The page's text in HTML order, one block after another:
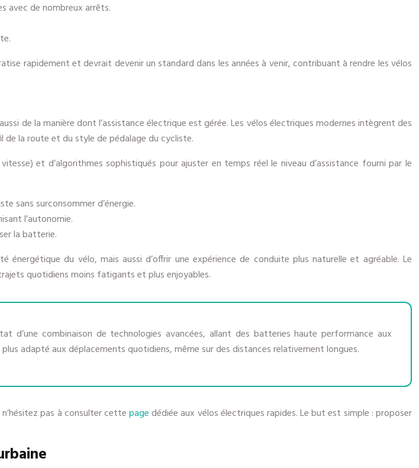
avec de nombreux arrêts.
rapidement et devrait devenir un standard dans les années à venir, contribuant à rendre les vélos
de la manière dont l’assistance électrique est gérée. Les vélos électriques modernes intègrent des
de la route et du style de pédalage du cycliste.
et d’algorithmes sophistiqués pour ajuster en temps réel le niveau d’assistance fourni par le
sans surconsommer d’énergie.
l’autonomie.
la batterie.
énergétique du vélo, mais aussi d’offrir une expérience de conduite plus naturelle et agréable. Le
quotidiens moins fatigants et plus enjoyables.
d’une combinaison de technologies avancées, allant des batteries haute performance aux
adapté aux déplacements quotidiens, même sur des distances relativement longues.
pas à consulter cettepagedédiée aux vélos électriques rapides. Le but est simple : proposer